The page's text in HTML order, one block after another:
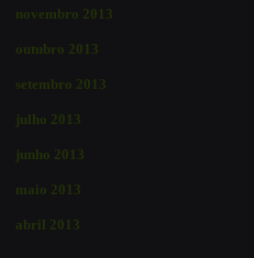
novembro 2013
outubro 2013
setembro 2013
julho 2013
junho 2013
maio 2013
abril 2013